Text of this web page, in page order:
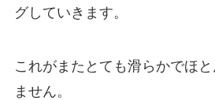
グしていきます。
これがまたとても滑らかでほ
ません。